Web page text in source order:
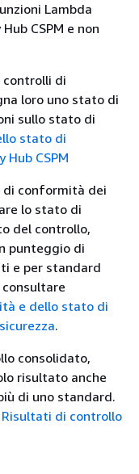
Lambda
CSPM e non
controlli di
loro uno stato di
sullo stato di
stato di
CSPM
di conformità dei
lo stato di
del controllo,
punteggio di
e per standard
e dello stato di
.
consolidato,
risultato anche
di uno standard.
Risultati di controllo